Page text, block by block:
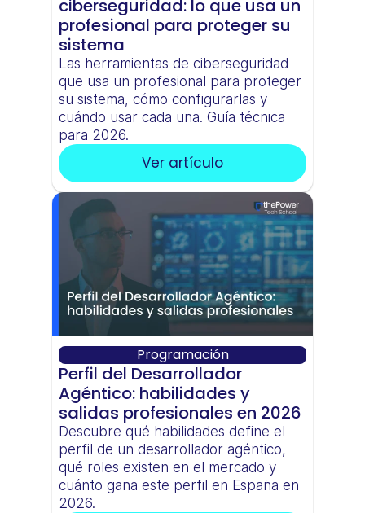
ciberseguridad: lo que usa un
profesional para proteger su
sistema
Las herramientas de ciberseguridad
que usa un profesional para proteger
su sistema, cómo configurarlas y
cuándo usar cada una. Guía técnica
para 2026.
Ver artículo
Programación
Perfil del Desarrollador
Agéntico: habilidades y
salidas profesionales en 2026
Descubre qué habilidades define el
perfil de un desarrollador agéntico,
qué roles existen en el mercado y
cuánto gana este perfil en España en
2026.